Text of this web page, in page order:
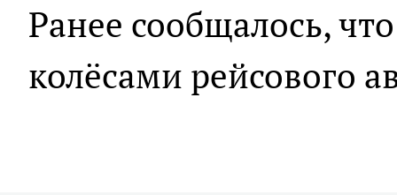
Ранее сообщалось,
колёсами рейсового